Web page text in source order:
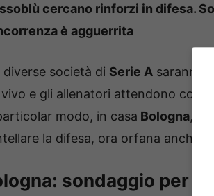
cercano rinforzi in difesa.
è agguerrita
diverse società di Serie A saranno
e gli allenatori attendono con
modo, in casa Bologna,
la difesa, ora orfana anche
sondaggio per il